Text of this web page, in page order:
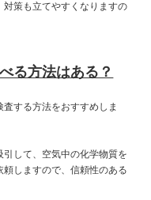
策も立てやすくなりますの
る方法はある？
する方法をおすすめしま
して、空気中の化学物質を
しますので、信頼性のある